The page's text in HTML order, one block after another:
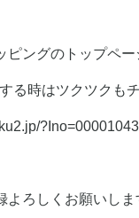
ピングのトップペ
る時はツクツクも
よろしくお願いし